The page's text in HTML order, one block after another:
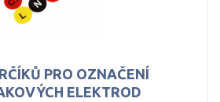
PRO OZNAČENÍ
ELEKTROD